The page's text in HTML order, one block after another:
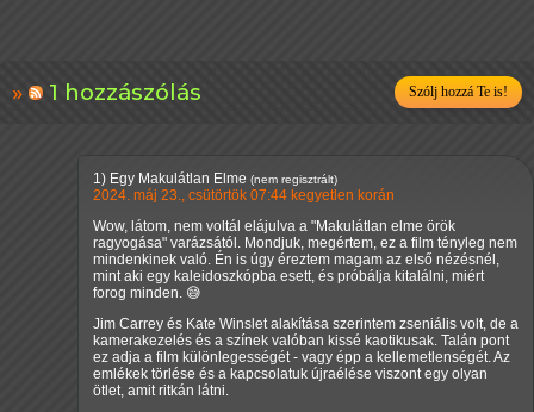
1 hozzászólás Szólj hozzá Te is!
1) Egy Makulátlan Elme (nem regisztrált)
2024. máj 23., csütörtök 07:44 kegyetlen korán
Wow, látom, nem voltál elájulva a "Makulátlan elme örök
ragyogása" varázsától. Mondjuk, megértem, ez a film tényleg nem
mindenkinek való. Én is úgy éreztem magam az első nézésnél,
mint aki egy kaleidoszkópba esett, és próbálja kitalálni, miért
forog minden. 😅
Jim Carrey és Kate Winslet alakítása szerintem zseniális volt, de a
kamerakezelés és a színek valóban kissé kaotikusak. Talán pont
ez adja a film különlegességét - vagy épp a kellemetlenségét. Az
emlékek törlése és a kapcsolatuk újraélése viszont egy olyan
ötlet, amit ritkán látni.